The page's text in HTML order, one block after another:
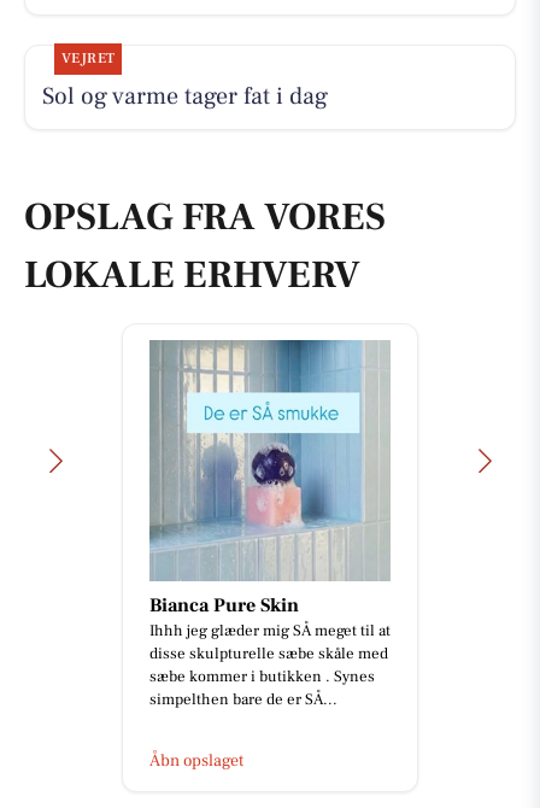
VEJRET
Sol og varme tager fat i dag
OPSLAG FRA VORES
LOKALE ERHVERV
Zones By Gitte
Blot en lille præsentation af
behandlingsmuligheder hos mig
😉 Jeg får ofte spørgsmålet om,
hvilke behandlinger jeg udøver
Åbn opslaget